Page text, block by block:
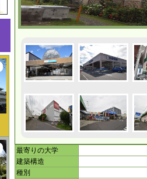
最寄りの大学
建築構造
種別